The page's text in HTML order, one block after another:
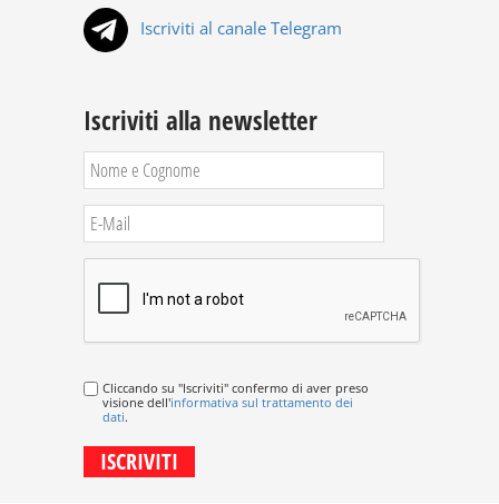
Iscriviti al canale Telegram
Iscriviti alla newsletter
Cliccando su "Iscriviti" confermo di aver preso
visione dell'informativa sul trattamento dei
dati.